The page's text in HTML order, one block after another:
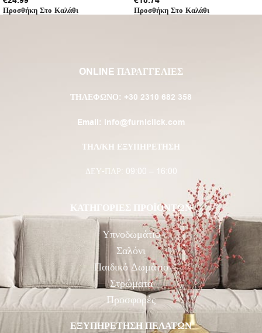
Προσθήκη Στο Καλάθι Προσθήκη Στο Καλάθι
ONLINE ΠΑΡΑΓΓΕΛΙΕΣ
ΤΗΛΈΦΩΝΟ: +30 2310 682 358
Email: info@furniclick.com
ΤΗΛ/ΚΗ ΕΞΥΠΗΡΕΤΗΣΗ
ΔΕΥ-ΠΑΡ: 09:00 – 16:00
ΚΑΤΗΓΟΡΙΕΣ ΠΡΟΪΟΝΤΩΝ
Υπνοδωμάτιο
Σαλόνι
Παιδικό Δωμάτιο
Στρώματα
Προσφορές
ΕΞΥΠΗΡΕΤΗΣΗ ΠΕΛΑΤΩΝ